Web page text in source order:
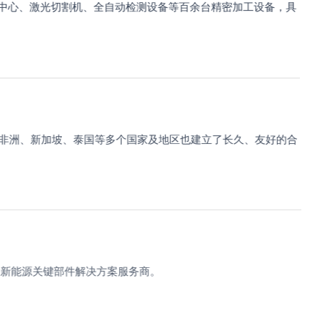
、激光切割机、全自动检测设备等百余台精密加工设备，具
洲、新加坡、泰国等多个国家及地区也建立了长久、友好的合
源关键部件解决方案服务商。